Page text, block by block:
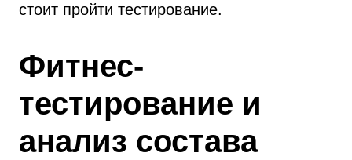
стоит пройти тестирование.
Фитнес-
тестирование и
анализ состава